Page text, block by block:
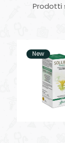
Prodotti
New